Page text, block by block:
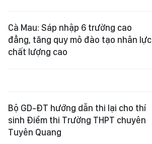
Cà Mau: Sáp nhập 6 trường cao
đẳng, tăng quy mô đào tạo nhân lực
chất lượng cao
Bộ GD-ĐT hướng dẫn thi lại cho thí
sinh Điểm thi Trường THPT chuyên
Tuyên Quang